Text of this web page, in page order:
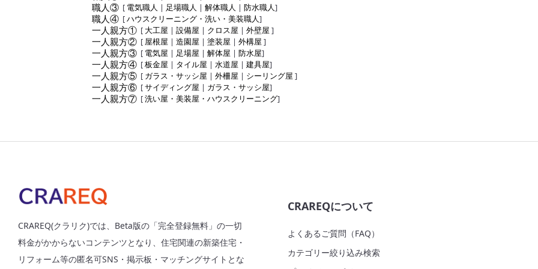
職人③ [ 電気職人 | 足場職人 | 解体職人 | 防水職人]
職人④ [ハウスクリーニング・洗い・美装職人]
一人親方① [ 大工屋 | 設備屋 | クロス屋 | 外壁屋 ]
一人親方② [ 屋根屋 | 造園屋 | 塗装屋 | 外構屋 ]
一人親方③ [ 電気屋 | 足場屋 | 解体屋 | 防水屋]
一人親方④ [板金屋 | タイル屋 | 水道屋 | 建具屋]
一人親方⑤ [ ガラス・サッシ屋 | 外柵屋 | シーリング屋 ]
一人親方⑥ [サイディング屋 | ガラス・サッシ屋]
一人親方⑦ [洗い屋・美装屋・ハウスクリーニング]
CRAREQ(クラリク)では、Beta版の「完全登録無料」の一切
料金がかからないコンテンツとなり、住宅関連の新築住宅・
リフォーム等の匿名可SNS・掲示板・マッチングサイトとな
CRAREQについて
よくあるご質問（FAQ）
カテゴリー絞り込み検索